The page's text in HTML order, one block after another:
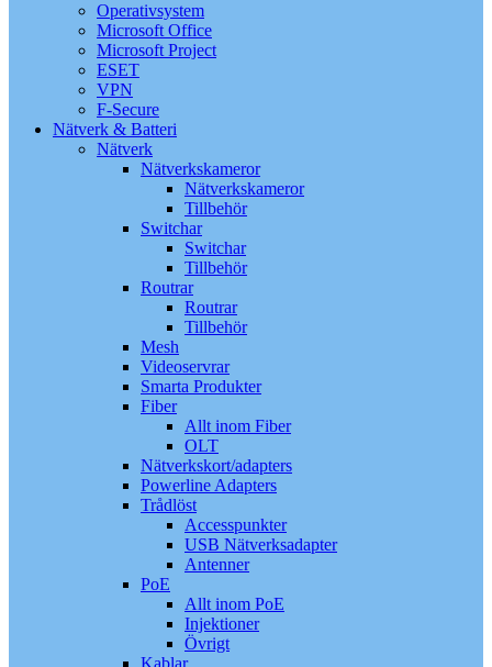
Operativsystem
Microsoft Office
Microsoft Project
ESET
VPN
F-Secure
Nätverk & Batteri
Nätverk
Nätverkskameror
Nätverkskameror
Tillbehör
Switchar
Switchar
Tillbehör
Routrar
Routrar
Tillbehör
Mesh
Videoservrar
Smarta Produkter
Fiber
Allt inom Fiber
OLT
Nätverkskort/adapters
Powerline Adapters
Trådlöst
Accesspunkter
USB Nätverksadapter
Antenner
PoE
Allt inom PoE
Injektioner
Övrigt
Kablar